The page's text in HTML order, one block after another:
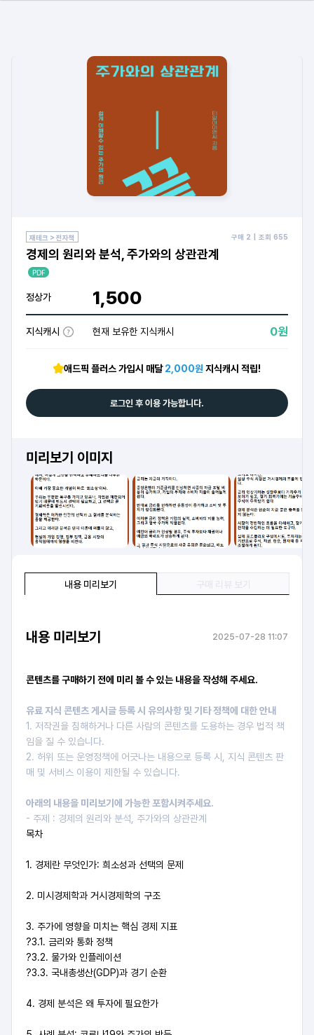
재테크 > 전자책 구매 2 | 조회 655
경제의 원리와 분석, 주가와의 상관관계
PDF
정상가 1,500
지식캐시 현재 보유한 지식캐시 0원
애드픽 플러스 가입시 매달2,000원 지식캐시 적립!
로그인 후 이용 가능합니다.
내용 미리보기
내용 미리보기 2025-07-28 11:07
콘텐츠를 구매하기 전에 미리 볼 수 있는 내용을 작성해 주세요.
유료 지식 콘텐츠 게시글 등록 시 유의사항 및 기타 정책에 대한 안내
1. 저작권을 침해하거나 다른 사람의 콘텐츠를 도용하는 경우 법적 책
임을 질 수 있습니다.
2. 허위 또는 운영정책에 어긋나는 내용으로 등록 시, 지식 콘텐츠 판
매 및 서비스 이용이 제한될 수 있습니다.
아래의 내용을 미리보기에 가능한 포함시켜주세요.
- 주제 : 경제의 원리와 분석, 주가와의 상관관계
목차
1. 경제란 무엇인가: 희소성과 선택의 문제
2. 미시경제학과 거시경제학의 구조
3. 주가에 영향을 미치는 핵심 경제 지표
?3.1. 금리와 통화 정책
?3.2. 물가와 인플레이션
?3.3. 국내총생산(GDP)과 경기 순환
4. 경제 분석은 왜 투자에 필요한가
미리보기 이미지